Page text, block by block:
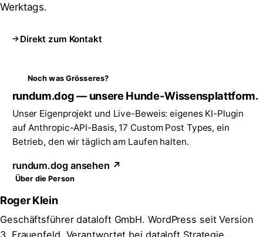
Werktags.
Direkt zum Kontakt
Noch was Grösseres?
rundum.dog — unsere Hunde-Wissensplattform.
Unser Eigenprojekt und Live-Beweis: eigenes KI-Plugin
auf Anthropic-API-Basis, 17 Custom Post Types, ein
Betrieb, den wir täglich am Laufen halten.
rundum.dog ansehen ↗
Über die Person
Roger Klein
Geschäftsführer dataloft GmbH. WordPress seit Version
3, Frauenfeld. Verantwortet bei dataloft Strategie,